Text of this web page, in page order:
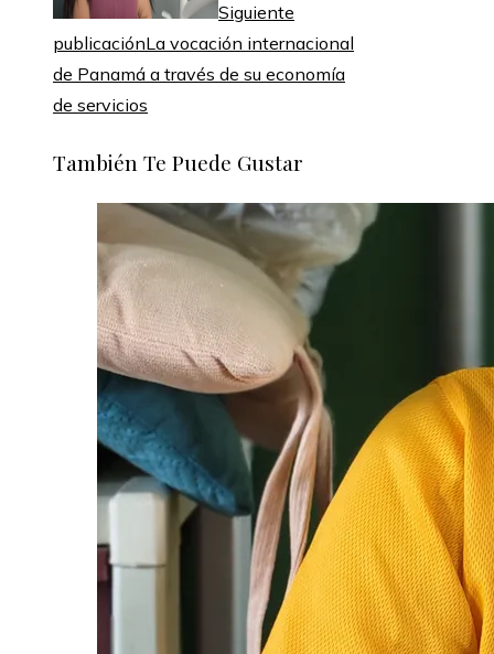
Siguiente
publicaciónLa vocación internacional
de Panamá a través de su economía
de servicios
También Te Puede Gustar